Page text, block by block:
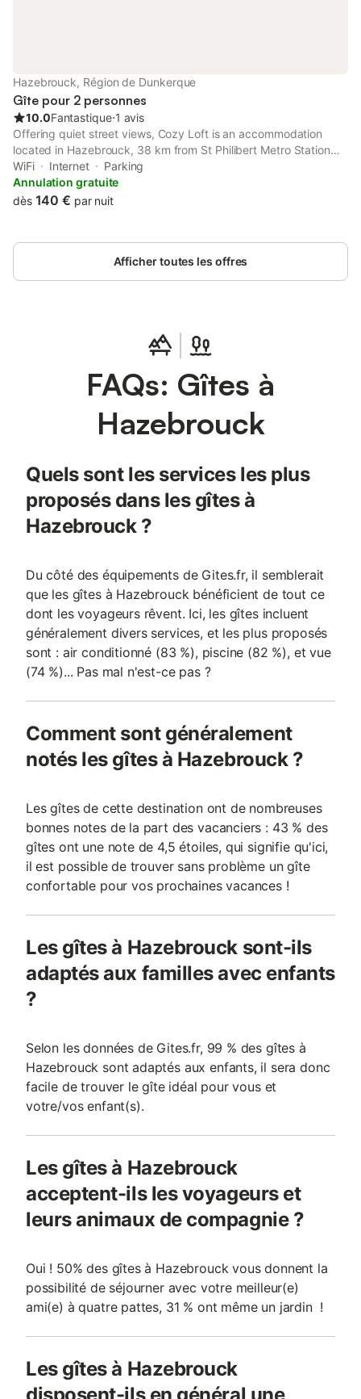
Hazebrouck, Région de Dunkerque
Gîte pour 2 personnes
10.0Fantastique⋅1 avis
Offering quiet street views, Cozy Loft is an accommodation
located in Hazebrouck, 38 km from St Philibert Metro Station
and 42 km from Dunkerque Train Station. Both free WiFi and
parking on-site are accessible at the apartment free of charge.
WiFi Internet
Parking
Annulation gratuite
dès 140 € par nuit
Afficher toutes les offres
FAQs: Gîtes à
Hazebrouck
Quels sont les services les plus
proposés dans les gîtes à
Hazebrouck ?
Du côté des équipements de Gites.fr, il semblerait
que les gîtes à Hazebrouck bénéficient de tout ce
dont les voyageurs rêvent. Ici, les gîtes incluent
généralement divers services, et les plus proposés
sont : air conditionné (83 %), piscine (82 %), et vue
(74 %)... Pas mal n'est-ce pas ?
Comment sont généralement
notés les gîtes à Hazebrouck ?
Les gîtes de cette destination ont de nombreuses
bonnes notes de la part des vacanciers : 43 % des
gîtes ont une note de 4,5 étoiles, qui signifie qu'ici,
il est possible de trouver sans problème un gîte
confortable pour vos prochaines vacances !
Les gîtes à Hazebrouck sont-ils
adaptés aux familles avec enfants
?
Selon les données de Gites.fr, 99 % des gîtes à
Hazebrouck sont adaptés aux enfants, il sera donc
facile de trouver le gîte idéal pour vous et
votre/vos enfant(s).
Les gîtes à Hazebrouck
acceptent-ils les voyageurs et
leurs animaux de compagnie ?
Oui ! 50% des gîtes à Hazebrouck vous donnent la
possibilité de séjourner avec votre meilleur(e)
ami(e) à quatre pattes, 31 % ont même un jardin !
Les gîtes à Hazebrouck